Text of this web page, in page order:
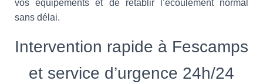
vos équipements et de rétablir l’écoulement normal
sans délai.
Intervention rapide à Fescamps
et service d’urgence 24h/24